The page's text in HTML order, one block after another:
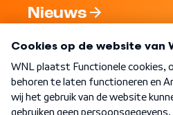
Nieuws
Nieuwsbrief
Word Lid